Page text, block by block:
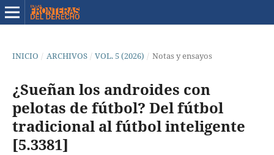
INICIO / ARCHIVOS / VOL. 5 (2026) / Notas y ensayos
¿Sueñan los androides con
pelotas de fútbol? Del fútbol
tradicional al fútbol inteligente
[5.3381]